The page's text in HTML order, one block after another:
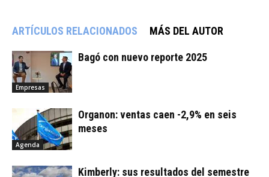
ARTÍCULOS RELACIONADOS MÁS DEL AUTOR
Empresas
Bagó con nuevo reporte 2025
Agenda
Organon: ventas caen -2,9% en seis
meses
Kimberly: sus resultados del semestre